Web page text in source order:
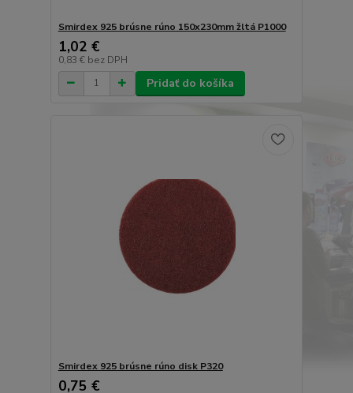
Smirdex 925 brúsne rúno 150x230mm žltá P1000
1,02 €
0,83 € bez DPH
Pridať do košíka
Smirdex 925 brúsne rúno disk P320
0,75 €